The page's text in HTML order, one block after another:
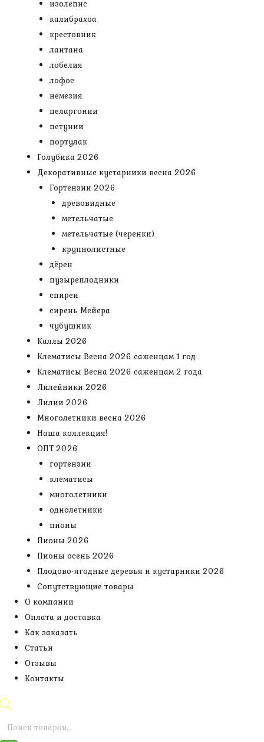
изолепис
калибрахоа
крестовник
лантана
лобелия
лофос
немезия
пеларгонии
петунии
портулак
Голубика 2026
Декоративные кустарники весна 2026
Гортензии 2026
древовидные
метельчатые
метельчатые (черенки)
крупнолистные
дёрен
пузыреплодники
спиреи
сирень Мейера
чубушник
Каллы 2026
Клематисы Весна 2026 саженцам 1 год
Клематисы Весна 2026 саженцам 2 года
Лилейники 2026
Лилии 2026
Многолетники весна 2026
Наша коллекция!
ОПТ 2026
гортензии
клематисы
многолетники
однолетники
пионы
Пионы 2026
Пионы осень 2026
Плодово-ягодные деревья и кустарники 2026
Сопутствующие товары
О компании
Оплата и доставка
Как заказать
Статьи
Отзывы
Контакты
Поиск